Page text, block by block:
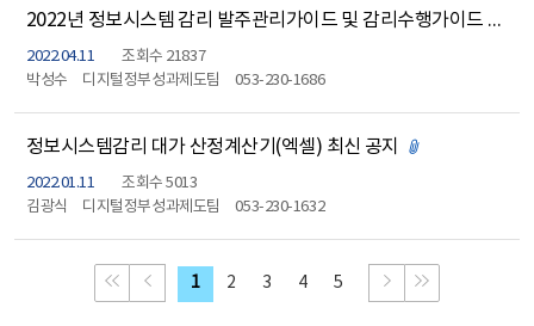
2022년 정보시스템 감리 발주관리가이드 및 감리수행가이드 개정 공지
2022.04.11
조회수 21837
박성수
디지털정부성과제도팀 053-230-1686
정보시스템감리 대가 산정계산기(엑셀) 최신 공지 첨부파일 있음
2022.01.11
조회수 5013
김광식
디지털정부성과제도팀 053-230-1632
처음으로 이동
이전 페이지
1 2 3 4 5 다음 페이지